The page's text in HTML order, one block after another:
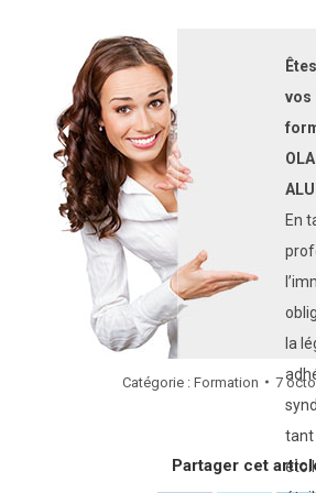
vos
En
la
tant
Catégorie : Formation 7
Partager cet